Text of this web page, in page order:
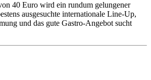
40 Euro wird ein rundum gelungener
ausgesuchte internationale Line-Up,
und das gute Gastro-Angebot sucht